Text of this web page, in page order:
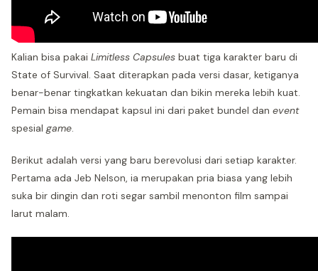
Kalian bisa pakai Limitless Capsules buat tiga karakter baru di
State of Survival. Saat diterapkan pada versi dasar, ketiganya
benar-benar tingkatkan kekuatan dan bikin mereka lebih kuat.
Pemain bisa mendapat kapsul ini dari paket bundel dan event
spesial game.
Berikut adalah versi yang baru berevolusi dari setiap karakter.
Pertama ada Jeb Nelson, ia merupakan pria biasa yang lebih
suka bir dingin dan roti segar sambil menonton film sampai
larut malam.